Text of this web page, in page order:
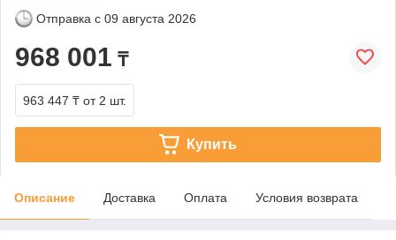
Отправка с 09 августа 2026
968 001 ₸
963 447 ₸ от 2 шт.
Купить
Описание Доставка Оплата Условия возврата